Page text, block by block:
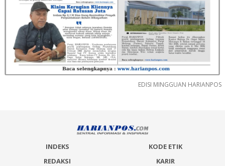
EDISI MINGGUAN HARIANPOS
INDEKS
KODE ETIK
REDAKSI
KARIR